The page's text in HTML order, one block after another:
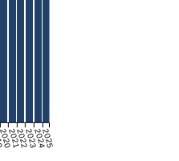
20212022202320242025